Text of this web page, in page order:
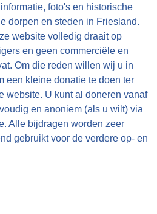
foto's en historische
dorpen en steden in Friesland.
website volledig draait op
en geen commerciële en
Om die reden willen wij u in
een kleine donatie te doen ter
website. U kunt al doneren vanaf
en anoniem (als u wilt) via
Alle bijdragen worden zeer
gebruikt voor de verdere op- en